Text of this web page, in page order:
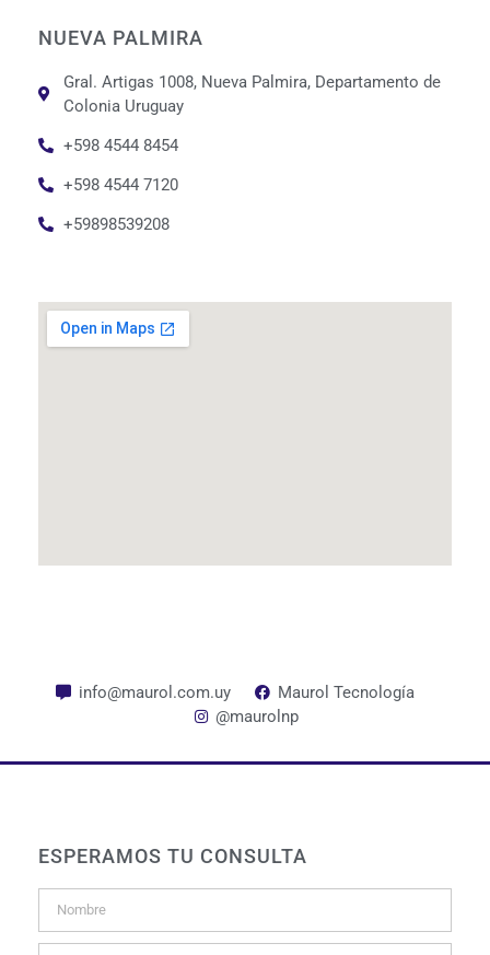
NUEVA PALMIRA
Gral. Artigas 1008, Nueva Palmira, Departamento de
Colonia Uruguay
+598 4544 8454
+598 4544 7120
+59898539208
info@maurol.com.uy
Maurol Tecnología
@maurolnp
ESPERAMOS TU CONSULTA